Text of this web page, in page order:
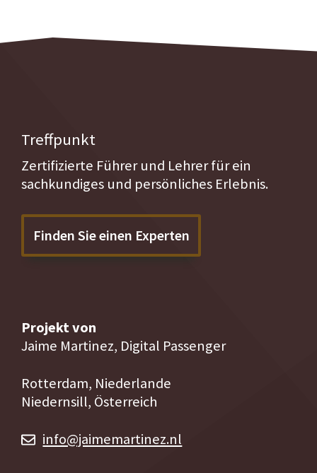
Treffpunkt
Zertifizierte Führer und Lehrer für ein
sachkundiges und persönliches Erlebnis.
Finden Sie einen Experten
Projekt von
Jaime Martinez, Digital Passenger
Rotterdam, Niederlande
Niedernsill, Österreich
info@jaimemartinez.nl